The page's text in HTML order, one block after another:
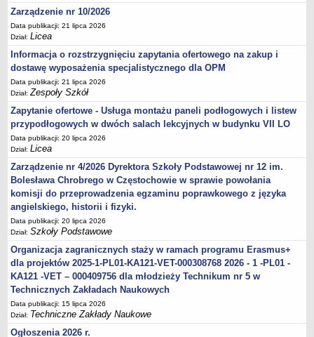
Zarządzenie nr 10/2026
Data publikacji: 21 lipca 2026
Dział:Licea
Informacja o rozstrzygnięciu zapytania ofertowego na zakup i
dostawę wyposażenia specjalistycznego dla OPM
Data publikacji: 21 lipca 2026
Dział:Zespoły Szkół
Zapytanie ofertowe - Usługa montażu paneli podłogowych i listew
przypodłogowych w dwóch salach lekcyjnych w budynku VII LO
Data publikacji: 20 lipca 2026
Dział:Licea
Zarządzenie nr 4/2026 Dyrektora Szkoły Podstawowej nr 12 im.
Bolesława Chrobrego w Częstochowie w sprawie powołania
komisji do przeprowadzenia egzaminu poprawkowego z języka
angielskiego, historii i fizyki.
Data publikacji: 20 lipca 2026
Dział:Szkoły Podstawowe
Organizacja zagranicznych staży w ramach programu Erasmus+
dla projektów 2025-1-PL01-KA121-VET-000308768 2026 - 1 -PL01 -
KA121 -VET – 000409756 dla młodzieży Technikum nr 5 w
Technicznych Zakładach Naukowych
Data publikacji: 15 lipca 2026
Dział: Techniczne Zakłady Naukowe
Ogłoszenia 2026 r.